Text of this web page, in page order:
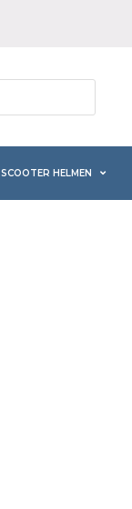
SCOOTER HELMEN